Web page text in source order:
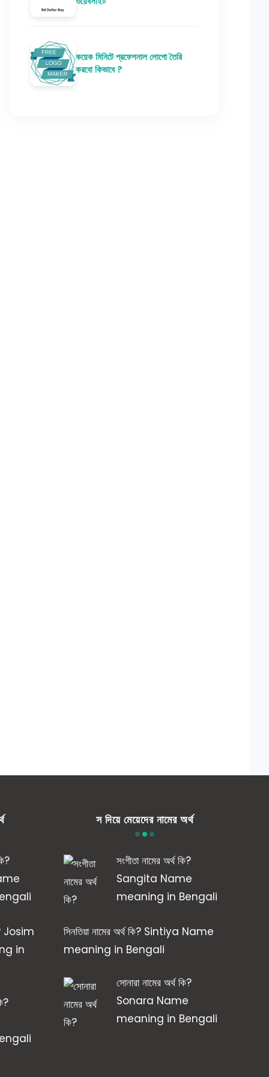
কয়েক মিনিটে প্রফেশনাল লোগো তৈরি
করবো কিভাবে ?
Josim
in
স দিয়ে মেয়েদের নামের অর্থ
সংগীতা নামের অর্থ কি?
Sangita Name
meaning in Bengali
সিনতিয়া নামের অর্থ কি? Sintiya Name
meaning in Bengali
সোনারা নামের অর্থ কি?
Sonara Name
meaning in Bengali